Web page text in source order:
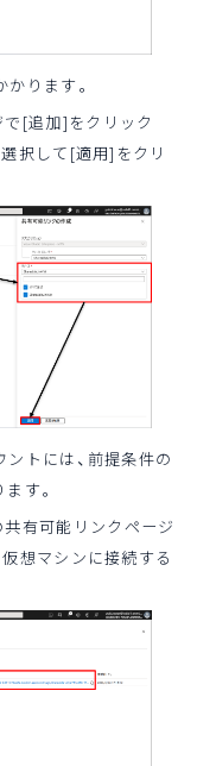
ります。
[追加]をクリック
択して[適用]をクリ
トには、前提条件の
す。
有可能リンクページ
想マシンに接続する